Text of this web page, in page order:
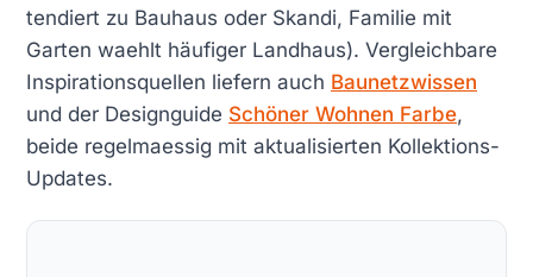
tendiert zu Bauhaus oder Skandi, Familie mit
Garten waehlt häufiger Landhaus). Vergleichbare
Inspirationsquellen liefern auch Baunetzwissen
und der Designguide Schöner Wohnen Farbe,
beide regelmaessig mit aktualisierten Kollektions-
Updates.